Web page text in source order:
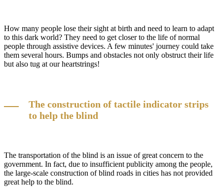
How many people lose their sight at birth and need to learn to adapt
to this dark world? They need to get closer to the life of normal
people through assistive devices. A few minutes' journey could take
them several hours. Bumps and obstacles not only obstruct their life
but also tug at our heartstrings!
The construction of tactile indicator strips
to help the blind
The transportation of the blind is an issue of great concern to the
government. In fact, due to insufficient publicity among the people,
the large-scale construction of blind roads in cities has not provided
great help to the blind.